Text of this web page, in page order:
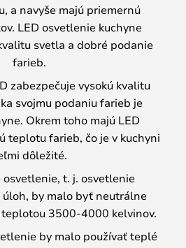
a navyše majú priemernú
LED osvetlenie kuchyne
svetla a dobré podanie
farieb.
zabezpečuje vysokú kvalitu
svojmu podaniu farieb je
Okrem toho majú LED
teplotu farieb, čo je v kuchyni
dôležité.
osvetlenie, t. j. osvetlenie
úloh, by malo byť neutrálne
3500-4000 kelvinov.
by malo používať teplé